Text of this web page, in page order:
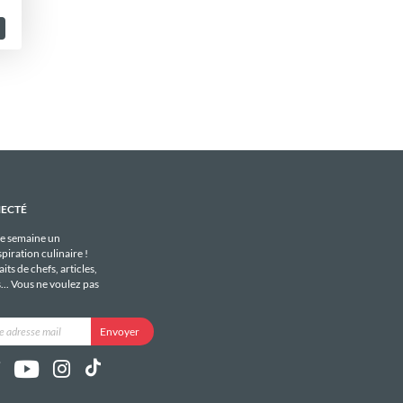
semaine un
culinaire !
de chefs, articles,
Vous ne voulez pas